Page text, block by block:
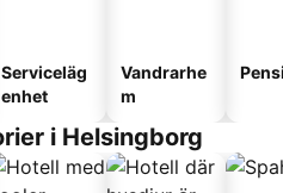
Serviceläg
enhet
Vandrarhe
m
i Helsingborg